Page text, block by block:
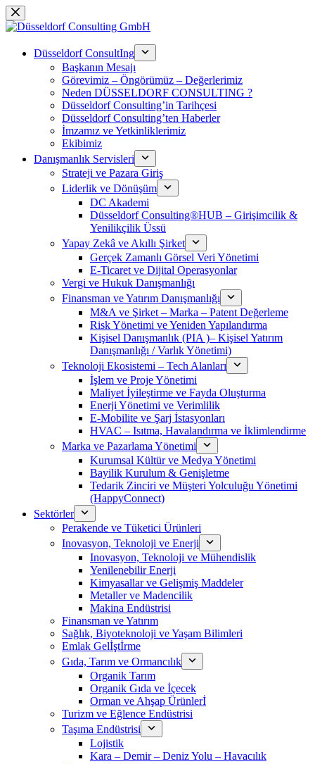
Skip
to
Düsseldorf ConsultIng
Başkanın Mesajı
Görevimiz – Öngörümüz – Değerlerimiz
Neden DÜSSELDORF CONSULTING ?
Düsseldorf Consulting’in Tarihçesi
Düsseldorf Consulting’ten Haberler
İmzamız ve Yetkinliklerimiz
Ekibimiz
Danışmanlık Servisleri
Strateji ve Pazara Giriş
Liderlik ve Dönüşüm
DC Akademi
Düsseldorf Consulting®HUB – Girişimcilik &
Yenilikçilik Üssü
Yapay Zekâ ve Akıllı Şirket
Gerçek Zamanlı Görsel Veri Yönetimi
E-Ticaret ve Dijital Operasyonlar
Vergi ve Hukuk Danışmanlığı
Finansman ve Yatırım Danışmanlığı
M&A ve Şirket – Marka – Patent Değerleme
Risk Yönetimi ve Yeniden Yapılandırma
Kişisel Danışmanlık (PIA )– Kişisel Yatırım
Danışmanlığı / Varlık Yönetimi)
Teknoloji Ekosistemi – Tech Alanları
İşlem ve Proje Yönetimi
Maliyet İyileştirme ve Fayda Oluşturma
Enerji Yönetimi ve Verimlilik
E-Mobilite ve Şarj İstasyonları
HVAC – Isıtma, Havalandırma ve İklimlendirme
Marka ve Pazarlama Yönetimi
Kurumsal Kültür ve Medya Yönetimi
Bayilik Kurulum & Genişletme
Tedarik Zinciri ve Müşteri Yolculuğu Yönetimi
(HappyConnect)
Sektörler
Perakende ve Tüketici Ürünleri
Inovasyon, Teknoloji ve Enerji
Inovasyon, Teknoloji ve Mühendislik
Yenilenebilir Enerji
Kimyasallar ve Gelişmiş Maddeler
Metaller ve Madencilik
Makina Endüstrisi
Finansman ve Yatırım
Sağlık, Biyoteknoloji ve Yaşam Bilimleri
Emlak Gelİştİrme
Gıda, Tarım ve Ormancılık
Organik Tarım
Organik Gıda ve İçecek
Orman ve Ahşap Ürünlerİ
Turizm ve Eğlence Endüstrisi
Taşıma Endüstrisi
Lojistik
Kara – Demir – Deniz Yolu – Havacılık